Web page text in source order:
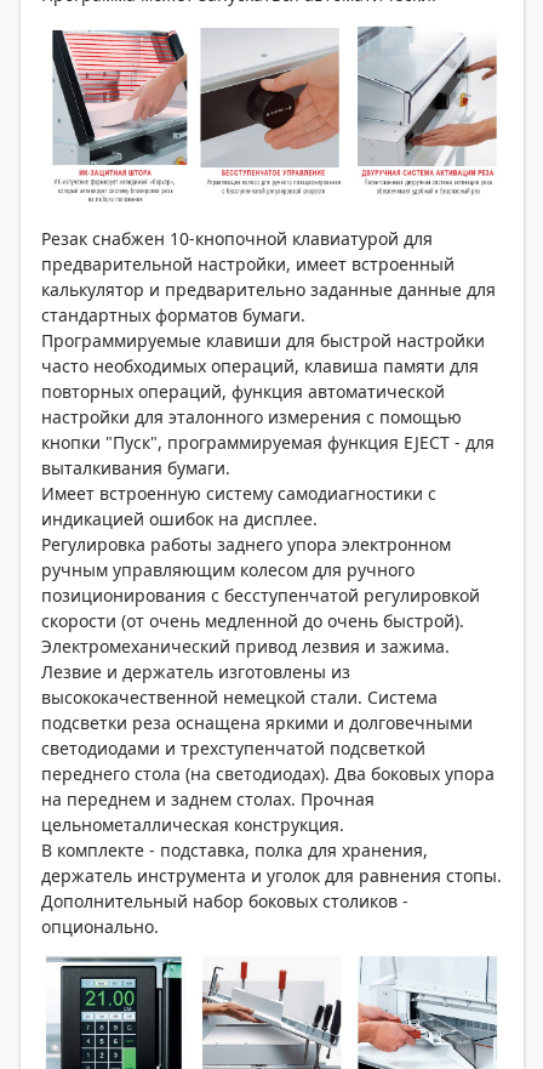
Резак снабжен 10-кнопочной клавиатурой для
предварительной настройки, имеет встроенный
калькулятор и предварительно заданные данные для
стандартных форматов бумаги.
Программируемые клавиши для быстрой настройки
часто необходимых операций, клавиша памяти для
повторных операций, функция автоматической
настройки для эталонного измерения с помощью
кнопки "Пуск", программируемая функция EJECT - для
выталкивания бумаги.
Имеет встроенную систему самодиагностики с
индикацией ошибок на дисплее.
Регулировка работы заднего упора электронном
ручным управляющим колесом для ручного
позиционирования с бесступенчатой регулировкой
скорости (от очень медленной до очень быстрой).
Электромеханический привод лезвия и зажима.
Лезвие и держатель изготовлены из
высококачественной немецкой стали. Система
подсветки реза оснащена яркими и долговечными
светодиодами и трехступенчатой подсветкой
переднего стола (на светодиодах). Два боковых упора
на переднем и заднем столах. Прочная
цельнометаллическая конструкция.
В комплекте - подставка, полка для хранения,
держатель инструмента и уголок для равнения стопы.
Дополнительный набор боковых столиков -
опционально.